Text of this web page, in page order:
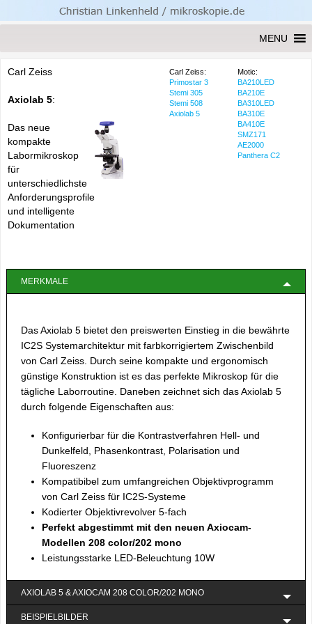
MENU
Carl Zeiss
Axiolab 5:
Das neue
kompakte
Labormikroskop
für
unterschiedlichste
Anforderungsprofile
und intelligente
Dokumentation
Carl Zeiss:
Primostar 3
Stemi 305
Stemi 508
Axiolab 5
Motic:
BA210LED
BA210E
BA310LED
BA310E
BA410E
SMZ171
AE2000
Panthera C2
MERKMALE
Das Axiolab 5 bietet den preiswerten Einstieg in die bewährte
IC2S Systemarchitektur mit farbkorrigiertem Zwischenbild
von Carl Zeiss. Durch seine kompakte und ergonomisch
günstige Konstruktion ist es das perfekte Mikroskop für die
tägliche Laborroutine. Daneben zeichnet sich das Axiolab 5
durch folgende Eigenschaften aus:
Konfigurierbar für die Kontrastverfahren Hell- und
Dunkelfeld, Phasenkontrast, Polarisation und
Fluoreszenz
Kompatibibel zum umfangreichen Objektivprogramm
von Carl Zeiss für IC2S-Systeme
Kodierter Objektivrevolver 5-fach
Perfekt abgestimmt mit den neuen Axiocam-
Modellen 208 color/202 mono
Leistungsstarke LED-Beleuchtung 10W
AXIOLAB 5 & AXIOCAM 208 COLOR/202 MONO
BEISPIELBILDER